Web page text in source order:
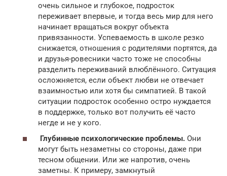
очень сильное и глубокое, подросток
переживает впервые, и тогда весь мир для него
начинает вращаться вокруг объекта
привязанности. Успеваемость в школе резко
снижается, отношения с родителями портятся, да
и друзья-ровесники часто тоже не способны
разделить переживаний влюблённого. Ситуация
осложняется, если объект любви не отвечает
взаимностью или хотя бы симпатией. В такой
ситуации подросток особенно остро нуждается
в поддержке, только вот получить её часто
негде и не у кого.
Глубинные психологические проблемы. Они
могут быть незаметны со стороны, даже при
тесном общении. Или же напротив, очень
заметны. К примеру, замкнутый